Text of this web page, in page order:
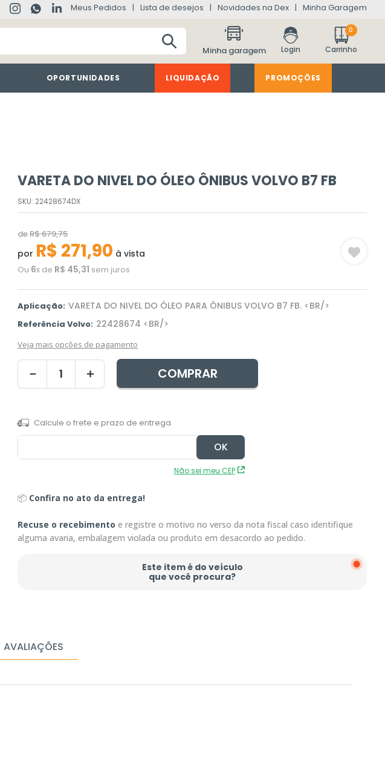
Meus Pedidos Lista de desejos Novidades na Dex Minha Garagem
Minha garagem
0
OPORTUNIDADES LIQUIDAÇÃO PROMOÇÕES
VARETA DO NIVEL DO ÓLEO ÔNIBUS VOLVO B7 FB
SKU: 22428674DX
deR$679,75
por R$ 271,90 à vista
Ou 6x de R$ 45,31 sem juros
Aplicação: VARETA DO NIVEL DO ÓLEO PARA ÔNIBUS VOLVO B7 FB. <BR/>
Referência Volvo: 22428674 <BR/>
Veja mais opções de pagamento
＋
－ COMPRAR
Não sei meu CEP
📦 Confira no ato da entrega!
Recuse o recebimento e registre o motivo no verso da nota fiscal caso identifique
alguma avaria, embalagem violada ou produto em desacordo ao pedido.
Este item é do veículo
que você procura?
AVALIAÇÕES